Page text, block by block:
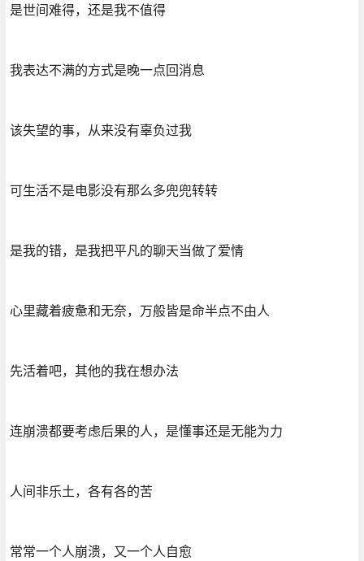
是世间难得，还是我不值得
我表达不满的方式是晚一点回消息
该失望的事，从来没有辜负过我
可生活不是电影没有那么多兜兜转转
是我的错，是我把平凡的聊天当做了爱情
心里藏着疲惫和无奈，万般皆是命半点不由人
先活着吧，其他的我在想办法
连崩溃都要考虑后果的人，是懂事还是无能为力
人间非乐土，各有各的苦
常常一个人崩溃，又一个人自愈